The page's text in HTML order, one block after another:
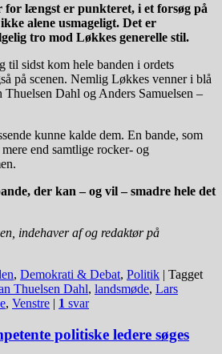
for længst er punkteret, i et forsøg på
alene usmageligt. Det er
tro mod Løkkes generelle stil.
til sidst kom hele banden i ordets
på scenen. Nemlig Løkkes venner i blå
Dahl og Anders Samuelsen –
kunne kalde dem. En bande, som
end samtlige rocker- og
der kan – og vil – smadre hele det
indehaver af og redaktør på
, Demokrati & Debat, Politik | Tagget
Thuelsen Dahl, landsmøde, Lars
, Venstre | 1 svar
politiske ledere søges